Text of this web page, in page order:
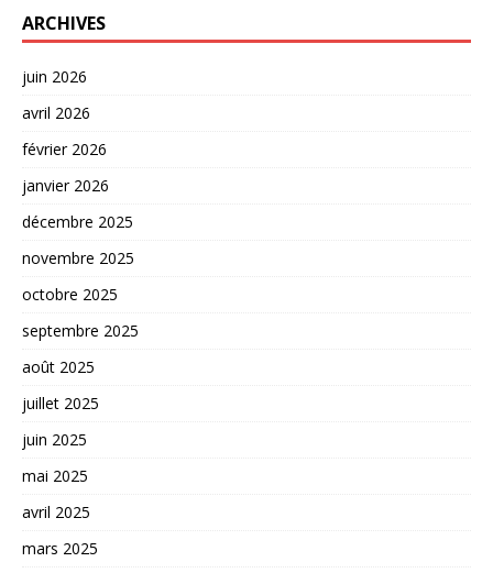
ARCHIVES
juin 2026
avril 2026
février 2026
janvier 2026
décembre 2025
novembre 2025
octobre 2025
septembre 2025
août 2025
juillet 2025
juin 2025
mai 2025
avril 2025
mars 2025